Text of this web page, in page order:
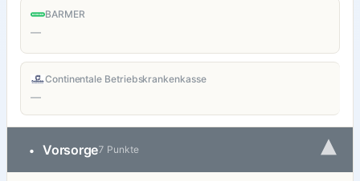
BARMER
—
Continentale Betriebskrankenkasse
—
• Vorsorge7 Punkte ▾